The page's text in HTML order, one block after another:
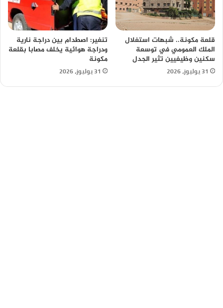
قلعة مكونة.. شبهات استغلال
الملك العمومي في توسعة
سكنين وظيفيين تثير الجدل
31 يوليوز، 2026
تنغير: اصطدام بين دراجة نارية
ودراجة هوائية يخلف مصابا بقلعة
مكونة
31 يوليوز، 2026